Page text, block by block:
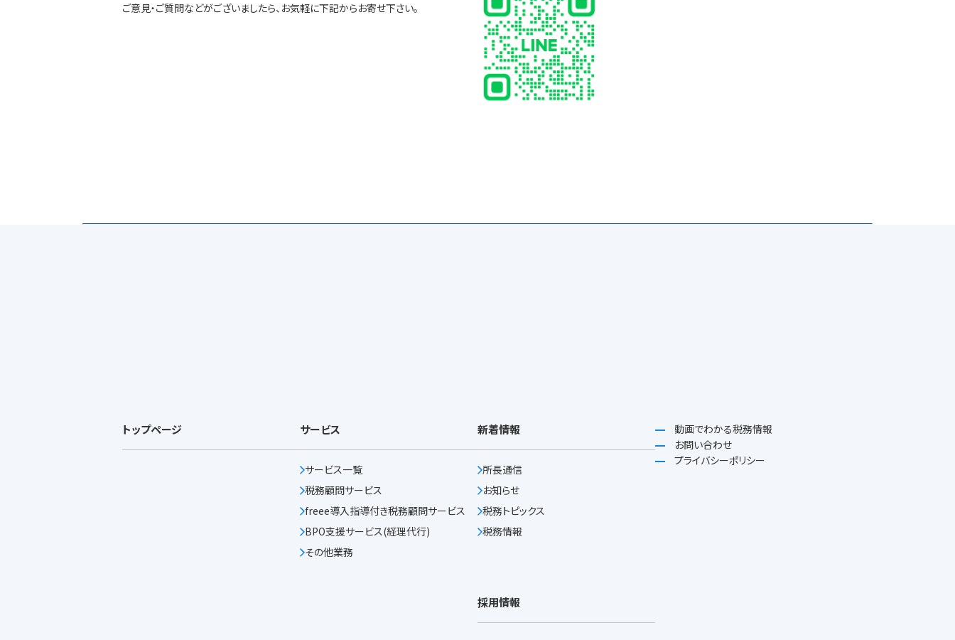
ご意見・ご質問などがございましたら、お気軽に下記からお寄せ下さい。
トップページ サービス
サービス一覧
税務顧問サービス
freee導入指導付き税務顧問サービス
BPO支援サービス(経理代行)
その他業務
新着情報
所長通信
お知らせ
税務トピックス
税務情報
採用情報
動画でわかる税務情報
お問い合わせ
プライバシーポリシー